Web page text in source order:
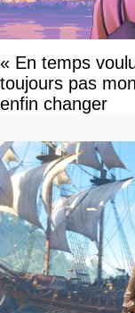
« En temps
toujours pas
enfin changer